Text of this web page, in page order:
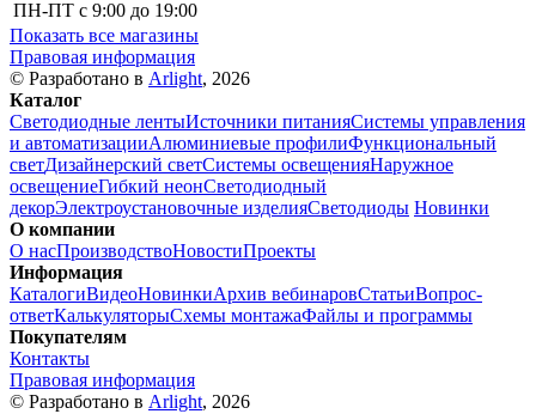
ПН-ПТ с 9:00 до 19:00
Показать все магазины
Правовая информация
© Разработано в Arlight, 2026
Каталог
Светодиодные лентыИсточники питанияСистемы управления
и автоматизацииАлюминиевые профилиФункциональный
светДизайнерский светСистемы освещенияНаружное
освещениеГибкий неонСветодиодный
декорЭлектроустановочные изделияСветодиоды Новинки
О компании
О насПроизводствоНовостиПроекты
Информация
КаталогиВидеоНовинкиАрхив вебинаровСтатьиВопрос-
ответКалькуляторыСхемы монтажаФайлы и программы
Покупателям
Контакты
Правовая информация
© Разработано в Arlight, 2026